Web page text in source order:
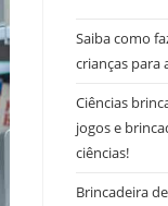
Saiba como
crianças para
Ciências
jogos e
ciências!
Brincadeira